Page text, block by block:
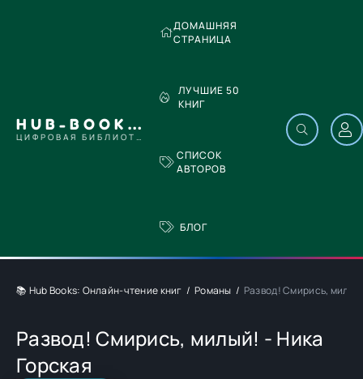
HUB-BOOKS.COM
ЦИФРОВАЯ БИБЛИОТЕКА
ДОМАШНЯЯ
СТРАНИЦА
ЛУЧШИЕ 50
КНИГ
СПИСОК
АВТОРОВ
БЛОГ
📚 Hub Books: Онлайн-чтение книг Романы Развод! Смирись,
Развод! Смирись, милый! - Ника
Горская